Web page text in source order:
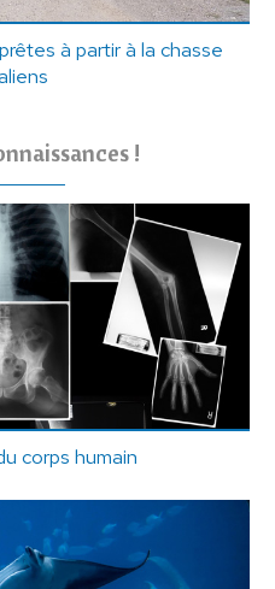
à partir à la chasse
!
corps humain